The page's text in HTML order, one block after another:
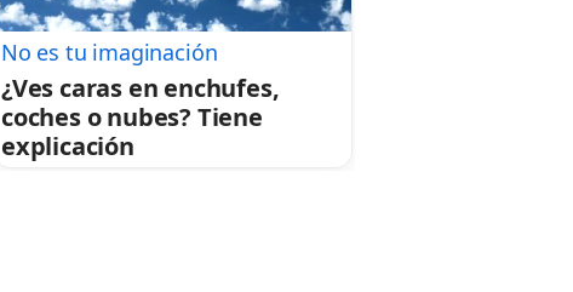
No es tu imaginación
¿Ves caras en enchufes,
coches o nubes? Tiene
explicación